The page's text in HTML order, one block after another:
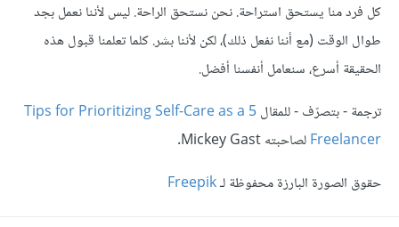
كل فرد منا يستحق استراحة. نحن نستحق الراحة. ليس لأننا نعمل بجد
طوال الوقت (مع أننا نفعل ذلك)، لكن لأننا بشر. كلما تعلمنا قبول هذه
الحقيقة أسرع، سنعامل أنفسنا أفضل.
ترجمة - بتصرّف - للمقال
5 Tips for Prioritizing Self-Care as a
Freelancerلصاحبته Mickey Gast.
حقوق الصورة البارزة محفوظة لـFreepik